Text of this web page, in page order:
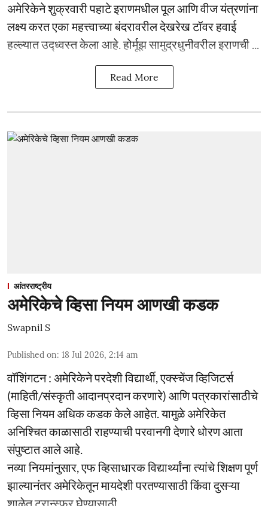
अमेरिकेने शुक्रवारी पहाटे इराणमधील पूल आणि वीज यंत्रणांना
लक्ष्य करत एका महत्त्वाच्या बंदरावरील देखरेख टॉवर हवाई
हल्ल्यात उद्ध्वस्त केला आहे. होर्मूझ सामुद्रधुनीवरील इराणची ...
Read More
आंतरराष्ट्रीय
अमेरिकेचे व्हिसा नियम आणखी कडक
Swapnil S
Published on: 18 Jul 2026, 2:14 am
वॉशिंगटन : अमेरिकेने परदेशी विद्यार्थी, एक्स्चेंज व्हिजिटर्स
(माहिती/संस्कृती आदानप्रदान करणारे) आणि पत्रकारांसाठीचे
व्हिसा नियम अधिक कडक केले आहेत. यामुळे अमेरिकेत
अनिश्चित काळासाठी राहण्याची परवानगी देणारे धोरण आता
संपुष्टात आले आहे.
नव्या नियमांनुसार, एफ व्हिसाधारक विद्यार्थ्यांना त्यांचे शिक्षण पूर्ण
झाल्यानंतर अमेरिकेतून मायदेशी परतण्यासाठी किंवा दुसऱ्या
शाळेत ट्रान्स्फर घेण्यासाठी ...